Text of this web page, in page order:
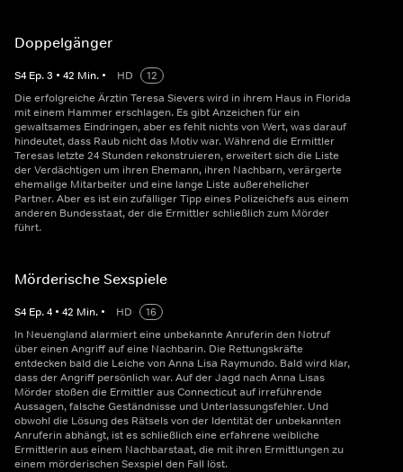
Doppelgänger
S4 Ep.3 • 42 Min. • HD
12
Die erfolgreiche Ärztin Teresa Sievers wird in ihrem Haus in Florida
mit einem Hammer erschlagen. Es gibt Anzeichen für ein
gewaltsames Eindringen, aber es fehlt nichts von Wert, was darauf
hindeutet, dass Raub nicht das Motiv war. Während die Ermittler
Teresas letzte 24 Stunden rekonstruieren, erweitert sich die Liste
der Verdächtigen um ihren Ehemann, ihren Nachbarn, verärgerte
ehemalige Mitarbeiter und eine lange Liste außerehelicher
Partner. Aber es ist ein zufälliger Tipp eines Polizeichefs aus einem
anderen Bundesstaat, der die Ermittler schließlich zum Mörder
führt.
Mörderische Sexspiele
S4 Ep.4 • 42 Min. • HD
16
In Neuengland alarmiert eine unbekannte Anruferin den Notruf
über einen Angriff auf eine Nachbarin. Die Rettungskräfte
entdecken bald die Leiche von Anna Lisa Raymundo. Bald wird klar,
dass der Angriff persönlich war. Auf der Jagd nach Anna Lisas
Mörder stoßen die Ermittler aus Connecticut auf irreführende
Aussagen, falsche Geständnisse und Unterlassungsfehler. Und
obwohl die Lösung des Rätsels von der Identität der unbekannten
Anruferin abhängt, ist es schließlich eine erfahrene weibliche
Ermittlerin aus einem Nachbarstaat, die mit ihren Ermittlungen zu
einem mörderischen Sexspiel den Fall löst.